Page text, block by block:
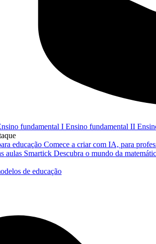
fundamental I Ensino fundamental II
educação Comece a criar com IA, para
aulas Smartick Descubra o mundo da
de educação